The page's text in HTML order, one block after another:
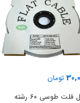
تومان
فلت طوسی 60 رشته